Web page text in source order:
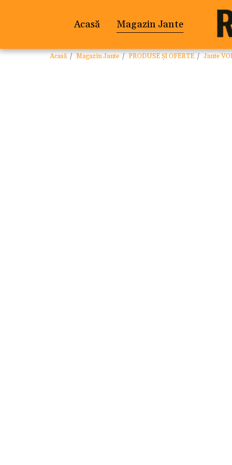
Acasă Magazin Jante
Acasă Magazin Jante PRODUSE ȘI OFERTE Jante